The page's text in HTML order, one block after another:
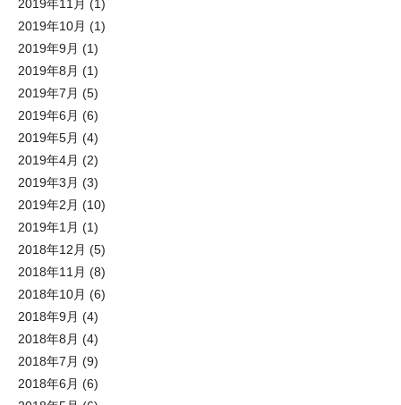
2019年11月 (1)
2019年10月 (1)
2019年9月 (1)
2019年8月 (1)
2019年7月 (5)
2019年6月 (6)
2019年5月 (4)
2019年4月 (2)
2019年3月 (3)
2019年2月 (10)
2019年1月 (1)
2018年12月 (5)
2018年11月 (8)
2018年10月 (6)
2018年9月 (4)
2018年8月 (4)
2018年7月 (9)
2018年6月 (6)